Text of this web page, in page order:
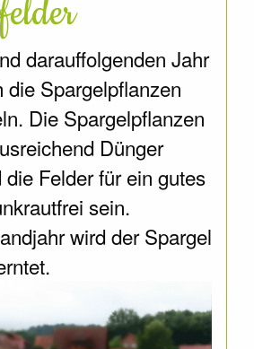
darauffolgenden Jahr
die Spargelpflanzen
Die Spargelpflanzen
Dünger
Felder für ein gutes
sein.
wird der Spargel